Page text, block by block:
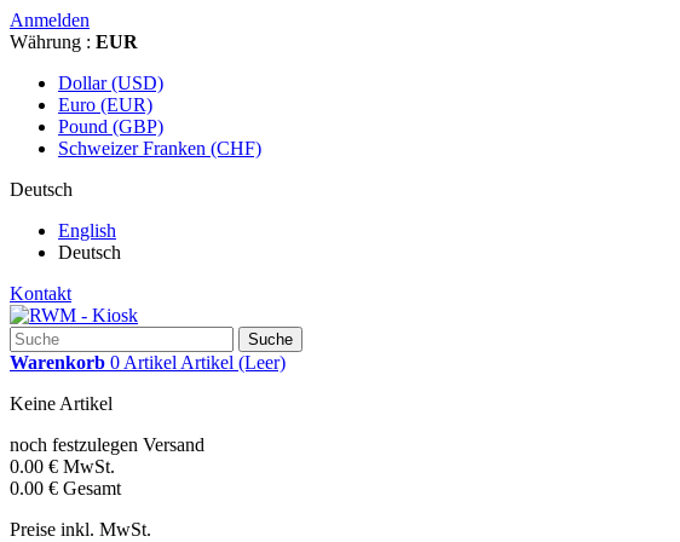
Anmelden
Währung : EUR
Dollar (USD)
Euro (EUR)
Pound (GBP)
Schweizer Franken (CHF)
Deutsch
English
Deutsch
Kontakt
Suche
Warenkorb 0 Artikel Artikel (Leer)
Keine Artikel
noch festzulegen Versand
0.00 € MwSt.
0.00 € Gesamt
Preise inkl. MwSt.